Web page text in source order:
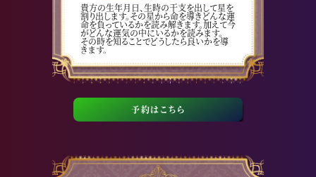
貴方の生年月日、生時の干支を出して星を
割り出します。その星から命を導きどんな運
命を負っているかを読み解きます。加えて今
がどんな運気の中にいるかを読みます。
その時を知ることでどうしたら良いかを導
きます。
予約はこちら